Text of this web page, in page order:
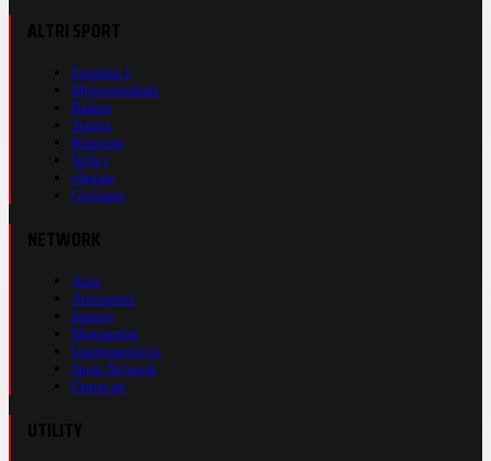
Formula 1
Motomondiale
Basket
Tennis
Running
Volley
eSports
Ciclismo
Auto
Autosprint
Inmoto
Motosprint
Guerinsportivo
Sport Network
Fantacup